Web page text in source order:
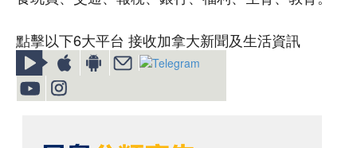
點擊以下6大平台 接收加拿大新聞及生活資訊